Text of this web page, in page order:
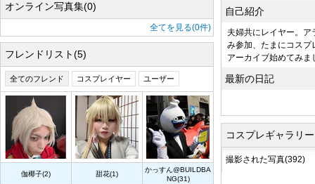
オンライン写真集(0)
全てを見る(0件)
フレンドリスト(5)
全てのフレンド コスプレイヤー ユーザー
伽椰子(2) 甜花(1)
かっすん@BUILDBA
NG(31)
自己紹介
夫婦共にレイヤー。
み参加、たまにコス
アーカイブ始めてみま
最新の日記
コスプレギャラリー
撮影された写真(392)